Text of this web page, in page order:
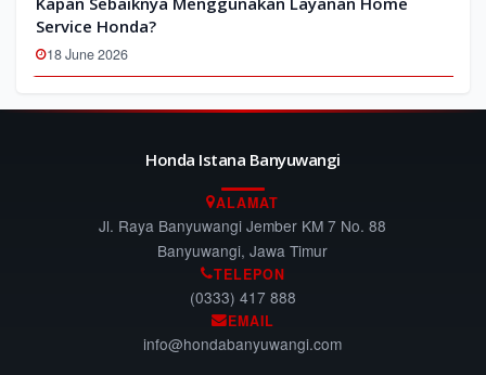
Service Honda?
18 June 2026
Honda Istana Banyuwangi
ALAMAT
Jl. Raya Banyuwangi Jember KM 7 No. 88
Banyuwangi, Jawa Timur
TELEPON
(0333) 417 888
EMAIL
info@hondabanyuwangi.com